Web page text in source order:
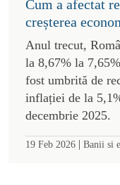
Cum a afectat
creșterea
Anul trecut,
la 8,67% la
fost umbrită de
inflației de la
decembrie 2025.
19 Feb 2026 | Banii si